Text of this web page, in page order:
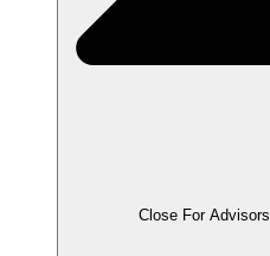
Close For Advisors